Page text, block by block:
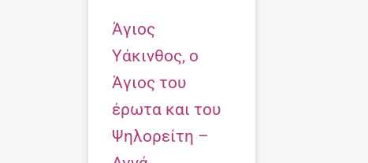
Άγιος
Υάκινθος, ο
Άγιος του
έρωτα και του
Ψηλορείτη –